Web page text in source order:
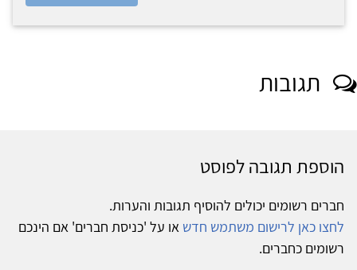
תגובות
הוספת תגובה לפוסט
חברים רשומים יכולים להוסיף תגובות והערות.
לחצו כאן לרישום משתמש חדש או על 'כניסת חברים' אם הינכם
רשומים כחברים.